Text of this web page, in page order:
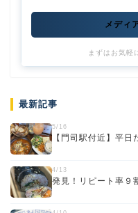
メディ
まずはお気軽
最新記事
5/16
【門司駅付近】平
4/13
発見！リピート率９